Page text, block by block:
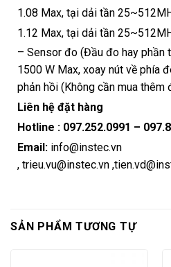
1.08 Max, tại dải tần
1.12 Max, tại dải tần
– Sensor đo (Đầu đo hay
1500 W Max, xoay nút về phía
phản hồi (Không cần mua thêm
Liên hệ đặt hàng
Hotline : 097.252.0991 –
Email: info@instec.vn
, trieu.vu@instec.vn ,
SẢN PHẨM TƯƠNG TỰ